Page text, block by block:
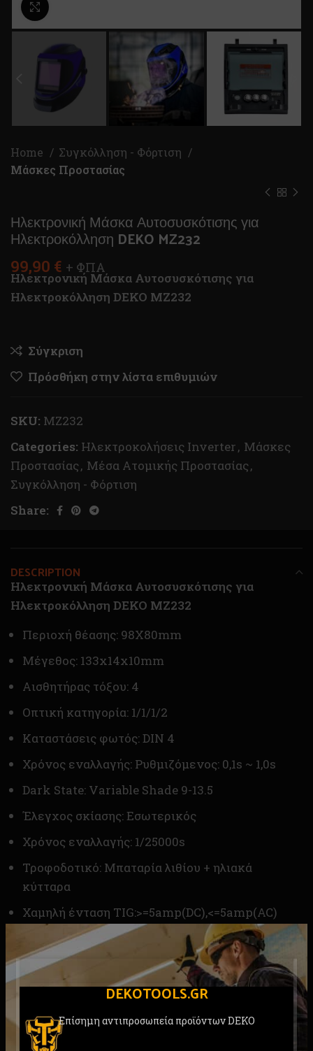
DEKOTOOLS.GR
Επίσημη αντιπροσωπεία προϊόντων DEKO
Home
Συγκόλληση - Φόρτιση
Μάσκες Προστασίας
Ηλεκτρονική Μάσκα Αυτοσυσκότισης για
Ηλεκτροκόλληση DEKO MZ232
99,90 € + ΦΠΑ
Ηλεκτρονική Μάσκα Αυτοσυσκότισης για
Ηλεκτροκόλληση DEKO MZ232
Σύγκριση
Πρόσθήκη στην λίστα επιθυμιών
SKU: MZ232
Categories: Ηλεκτροκολήσεις Inverter, Μάσκες
Προστασίας, Μέσα Ατομικής Προστασίας,
Συγκόλληση - Φόρτιση
Share:
DESCRIPTION
Ηλεκτρονική Μάσκα Αυτοσυσκότισης για
Ηλεκτροκόλληση DEKO MZ232
Περιοχή θέασης: 98X80mm
Μέγεθος: 133x14x10mm
Αισθητήρας τόξου: 4
Οπτική κατηγορία: 1/1/1/2
Καταστάσεις φωτός: DIN 4
Χρόνος εναλλαγής: Ρυθμιζόμενος: 0,1s ~ 1,0s
Dark State: Variable Shade 9-13.5
Έλεγχος σκίασης: Εσωτερικός
Χρόνος εναλλαγής: 1/25000s
Τροφοδοτικό: Μπαταρία λιθίου + ηλιακά
κύτταρα
Χαμηλή ένταση TIG:>=5amp(DC),<=5amp(AC)
Λειτουργία λείανσης: ΝΑΙ
Συναγερμός χαμηλής έντασης: ΝΑΙ
Αυτόματος έλεγχος ADF: ΝΑΙ
Θερμ. λειτουργίας:-5°C ~ +55°C
Auto-Darkening: Ναι